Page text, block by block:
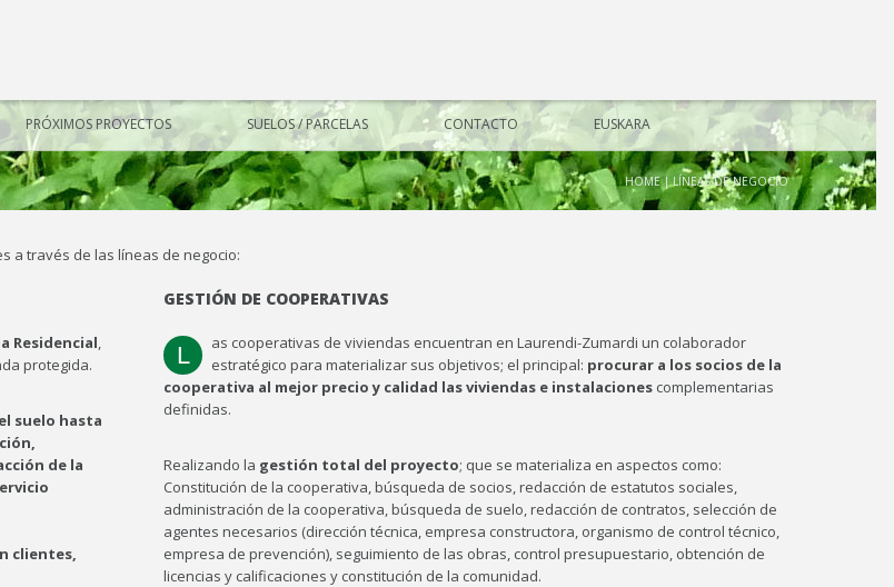
PRÓXIMOS PROYECTOS SUELOS / PARCELAS CONTACTO EUSKARA
HOME | LÍNEAS DE NEGOCIO
a través de las líneas de negocio:
Residencial
protegida.
suelo hasta
de la
clientes,
GESTIÓN DE COOPERATIVAS
L
as cooperativas de viviendas encuentran en Laurendi-Zumardi un colaborador
estratégico para materializar sus objetivos; el principal: procurar a los socios de la
cooperativa al mejor precio y calidad las viviendas e instalaciones complementarias
definidas.
Realizando la gestión total del proyecto; que se materializa en aspectos como:
Constitución de la cooperativa, búsqueda de socios, redacción de estatutos sociales,
administración de la cooperativa, búsqueda de suelo, redacción de contratos, selección de
agentes necesarios (dirección técnica, empresa constructora, organismo de control técnico,
empresa de prevención), seguimiento de las obras, control presupuestario, obtención de
licencias y calificaciones y constitución de la comunidad.